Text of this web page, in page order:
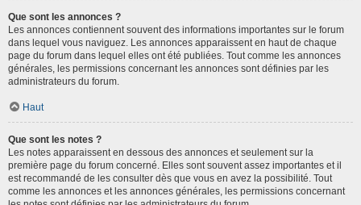
Que sont les annonces ?
Les annonces contiennent souvent des informations importantes sur le forum
dans lequel vous naviguez. Les annonces apparaissent en haut de chaque
page du forum dans lequel elles ont été publiées. Tout comme les annonces
générales, les permissions concernant les annonces sont définies par les
administrateurs du forum.
Haut
Que sont les notes ?
Les notes apparaissent en dessous des annonces et seulement sur la
première page du forum concerné. Elles sont souvent assez importantes et il
est recommandé de les consulter dès que vous en avez la possibilité. Tout
comme les annonces et les annonces générales, les permissions concernant